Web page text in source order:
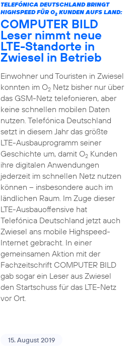
TELEFÓNICA DEUTSCHLAND BRINGT
HIGHSPEED FÜR O2KUNDEN AUFS LAND:
COMPUTER BILD
Leser nimmt neue
LTE-Standorte in
Zwiesel in Betrieb
Einwohner und Touristen in Zwiesel
konnten im O2Netz bisher nur über
das GSM-Netz telefonieren, aber
keine schnellen mobilen Daten
nutzen. Telefónica Deutschland
setzt in diesem Jahr das größte
LTE-Ausbauprogramm seiner
Geschichte um, damit O2Kunden
ihre digitalen Anwendungen
jederzeit im schnellen Netz nutzen
können – insbesondere auch im
ländlichen Raum. Im Zuge dieser
LTE-Ausbauoffensive hat
Telefónica Deutschland jetzt auch
Zwiesel ans mobile Highspeed-
Internet gebracht. In einer
gemeinsamen Aktion mit der
Fachzeitschrift COMPUTER BILD
gab sogar ein Leser aus Zwiesel
den Startschuss für das LTE-Netz
vor Ort.
15. August 2019